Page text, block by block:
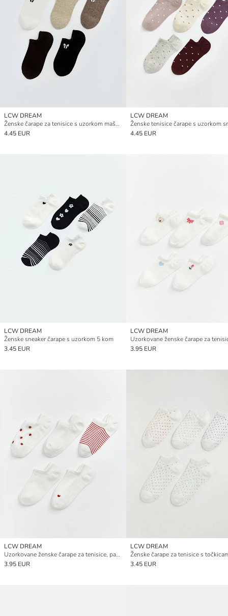
LCW DREAM
Ženske čarape za tenisice s uzorkom mašne, pakiranje od 5 komada
4.45 EUR
LCW DREAM
4.45 EUR
LCW DREAM
Ženske sneaker čarape s uzorkom 5 kom
3.45 EUR
LCW DREAM
3.95 EUR
LCW DREAM
Uzorkovane ženske čarape za tenisice, pakiranje od 5 komada
3.95 EUR
LCW DREAM
3.45 EUR